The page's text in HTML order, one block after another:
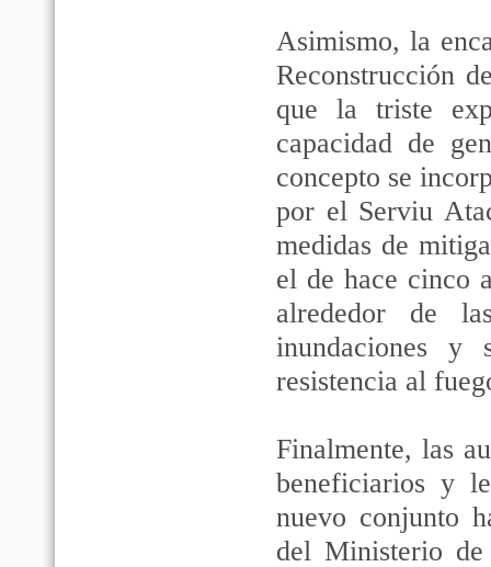
Asimismo, la
Reconstrucción
que la triste
capacidad de
concepto se
por el Serviu
medidas de
el de hace cinco
alrededor de
inundaciones y
resistencia al
Finalmente, las
beneficiarios y
nuevo conjunto
del Ministerio de